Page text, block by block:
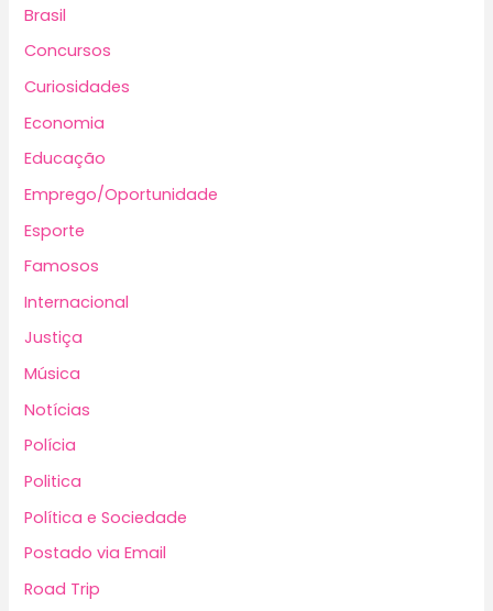
Brasil
Concursos
Curiosidades
Economia
Educação
Emprego/Oportunidade
Esporte
Famosos
Internacional
Justiça
Música
Notícias
Polícia
Politica
Política e Sociedade
Postado via Email
Road Trip